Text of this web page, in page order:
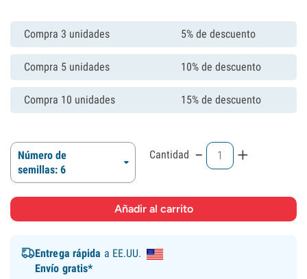
Compra 3 unidades 5% de descuento
Compra 5 unidades 10% de descuento
Compra 10 unidades 15% de descuento
Número de
semillas: 6
Cantidad - +
Entrega rápida a EE.UU.
Envío gratis*